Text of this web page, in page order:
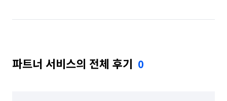
파트너 서비스의 전체 후기 0